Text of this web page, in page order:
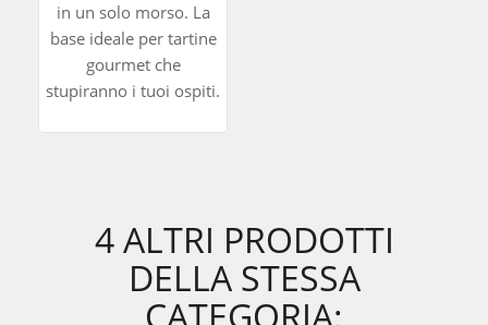
in un solo morso. La
base ideale per tartine
gourmet che
stupiranno i tuoi ospiti.
4 ALTRI PRODOTTI
DELLA STESSA